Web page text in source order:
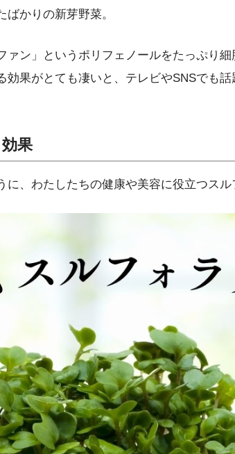
かりの新芽野菜。
ァン」というポリフェノールをたっぷり
効果がとても凄いと、テレビやSNSでも
果
に、わたしたちの健康や美容に役立つス